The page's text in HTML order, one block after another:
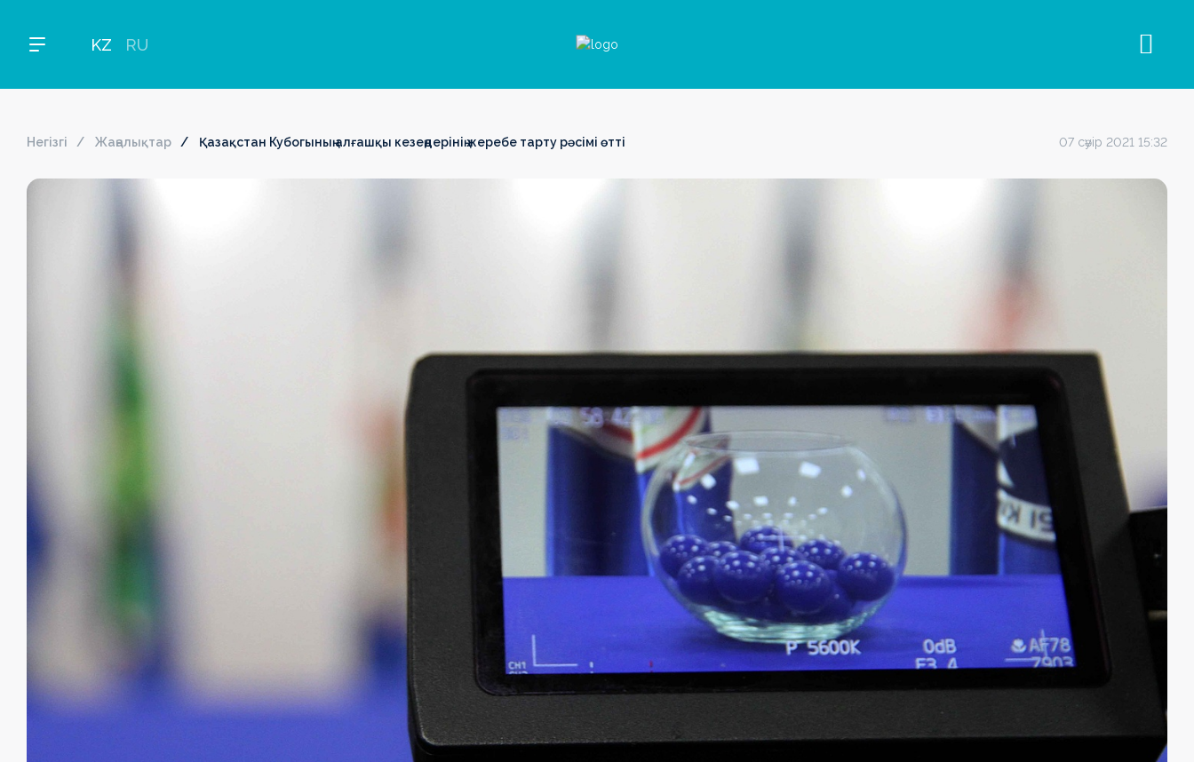
KZ RU
Негізгі Жаңалықтар Қазақстан Кубогының алғашқы кезеңдерінің жеребе тарту рәсімі өтті 07 сәуір 2021 15:32